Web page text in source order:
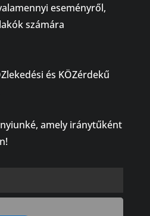
eseményről,
számára
és KÖZérdekű
amely iránytűként